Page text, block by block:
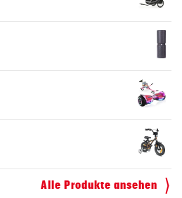
Alle Produkte ansehen